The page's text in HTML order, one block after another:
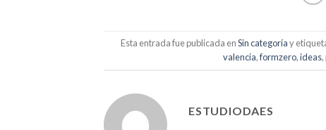
Esta entrada fue publicada enSin categoríay
valencia,formzero,ideas,
ESTUDIODAES